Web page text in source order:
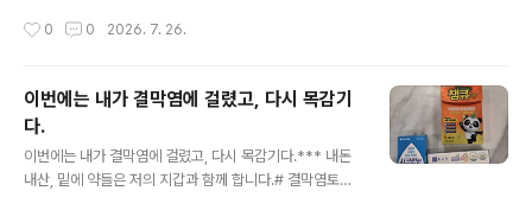
는 기침이 줄었다.콧물이 쌓여 있다가 밤에 누우면 넘어오
었다.이 이야기를.이 중요한 이야기를 왜 이제서야 들었을
까?작년과 재작년에는 원인은 이야기 못 듣고, 수액 맞으면
면역력 올라가 괜찮아질꺼라는 말만 했던 병원도 있는데..
아이고. 내 돈. 아무튼.약국서 산 코 세척 도구를 조심스럽
게 꺼내어, 힘들지만 매일 하고 있다.콧물 때문에 기침이 심
0 0 2026. 7. 26.
이번에는 내가 결막염에 걸렸고, 다시 목감기
다.
이번에는 내가 결막염에 걸렸고, 다시 목감기다.*** 내돈
내산, 밑에 약들은 저의 지갑과 함께 합니다.# 결막염토요